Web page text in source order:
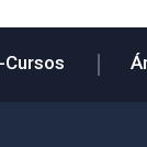
Cursos